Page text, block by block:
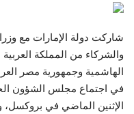
رياضة
فيديو
شاركت دولة الإمارات مع
والشركاء من المملكة
الهاشمية وجمهورية مصر
في اجتماع مجلس الشؤون
الإثنين الماضي في